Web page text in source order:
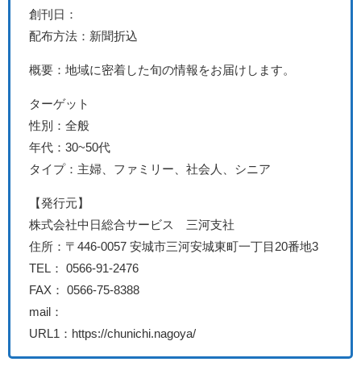
創刊日：
配布方法：新聞折込
概要：地域に密着した旬の情報をお届けします。
ターゲット
性別：全般
年代：30~50代
タイプ：主婦、ファミリー、社会人、シニア
【発行元】
株式会社中日総合サービス 三河支社
住所：〒446-0057 安城市三河安城東町一丁目20番地3
TEL： 0566-91-2476
FAX： 0566-75-8388
mail：
URL1：https://chunichi.nagoya/